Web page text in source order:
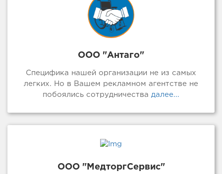
ООО "Антаго"
Специфика нашей организации не из самых
легких. Но в Вашем рекламном агентстве не
побоялись сотрудничества далее...
ООО "МедторгСервис"